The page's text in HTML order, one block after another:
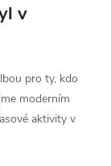
v
pro ty, kdo
moderním
aktivity v